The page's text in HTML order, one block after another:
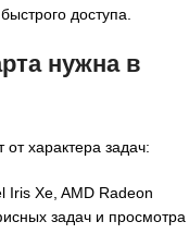
доступа.
нужна в
от характера задач:
Iris Xe, AMD Radeon
задач и просмотра